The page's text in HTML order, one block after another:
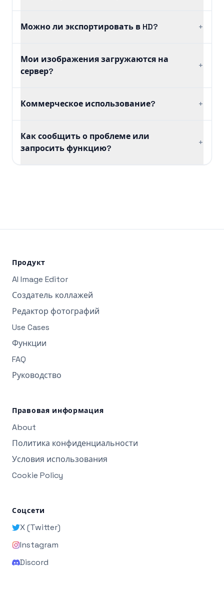
Можно ли экспортировать в HD? +
Мои изображения загружаются на
сервер?
+
Коммерческое использование? +
Как сообщить о проблеме или
запросить функцию?
+
Продукт
AI Image Editor
Создатель коллажей
Редактор фотографий
Use Cases
Функции
FAQ
Руководство
Правовая информация
About
Политика конфиденциальности
Условия использования
Cookie Policy
Соцсети
X (Twitter)
Instagram
Discord